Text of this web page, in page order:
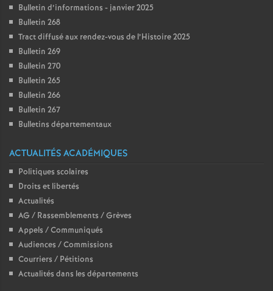
e
Bulletin d’informations - janvier 2025
Bulletin 268
Tract diffusé aux rendez-vous de l’Histoire 2025
Bulletin 269
Bulletin 270
Bulletin 265
Bulletin 266
Bulletin 267
Bulletins départementaux
ACTUALITÉS ACADÉMIQUES
Politiques scolaires
Droits et libertés
Actualités
AG / Rassemblements / Grèves
Appels / Communiqués
Audiences / Commissions
Courriers / Pétitions
Actualités dans les départements